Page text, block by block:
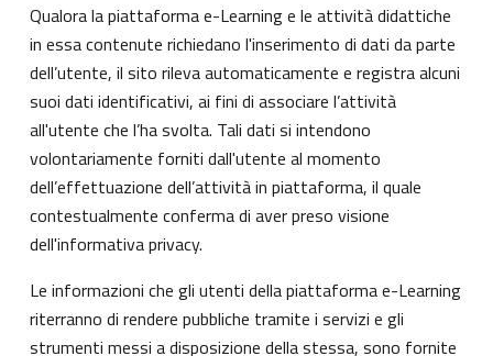
Qualora la piattaforma e-Learning e le attività didattiche
in essa contenute richiedano l'inserimento di dati da parte
dell’utente, il sito rileva automaticamente e registra alcuni
suoi dati identificativi, ai fini di associare l’attività
all'utente che l’ha svolta. Tali dati si intendono
volontariamente forniti dall'utente al momento
dell’effettuazione dell’attività in piattaforma, il quale
contestualmente conferma di aver preso visione
dell'informativa privacy.
Le informazioni che gli utenti della piattaforma e-Learning
riterranno di rendere pubbliche tramite i servizi e gli
strumenti messi a disposizione della stessa, sono fornite